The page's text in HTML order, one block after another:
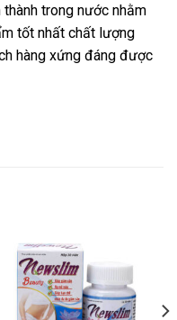
thành trong nước nhằm
tốt nhất chất lượng
hàng xứng đáng được